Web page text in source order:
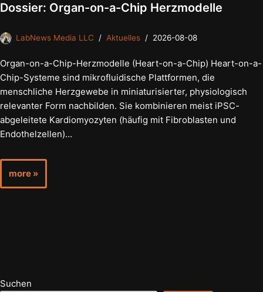
Dossier: Organ-on-a-Chip Herzmodelle
LabNews Media LLC Aktuelles 2026-08-08
Organ-on-a-Chip-Herzmodelle (Heart-on-a-Chip) Heart-on-a-
Chip-Systeme sind mikrofluidische Plattformen, die
menschliche Herzgewebe in miniaturisierter, physiologisch
relevanter Form nachbilden. Sie kombinieren meist iPSC-
abgeleitete Kardiomyozyten (häufig mit Fibroblasten und
Endothelzellen)…
more »
Suchen